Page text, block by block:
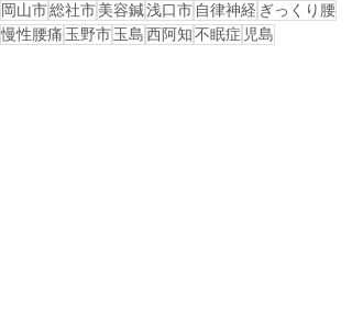
岡山市総社市美容鍼浅口市 自律神経 ぎっくり腰
慢性腰痛 玉野市玉島西阿知不眠症 児島